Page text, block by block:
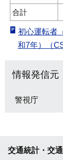
合計
初心運転者
和7年）（
情報発信元
警視庁
交通統計・交